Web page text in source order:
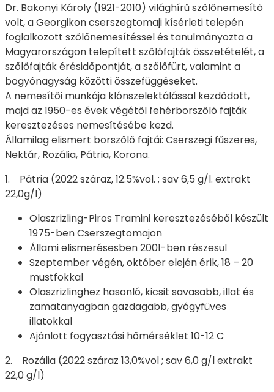
Dr. Bakonyi Károly (1921-2010) világhírű szőlőnemesítő
volt, a Georgikon cserszegtomaji kísérleti telepén
foglalkozott szőlőnemesítéssel és tanulmányozta a
Magyarországon telepített szőlőfajták összetételét, a
szőlőfajták érésidőpontját, a szőlőfürt, valamint a
bogyónagyság közötti összefüggéseket.
A nemesítői munkája klónszelektálással kezdődött,
majd az 1950-es évek végétől fehérborszőlő fajták
keresztezéses nemesítésébe kezd.
Államilag elismert borszőlő fajtái: Cserszegi fűszeres,
Nektár, Rozália, Pátria, Korona.
1. Pátria (2022 száraz, 12.5%vol. ; sav 6,5 g/l. extrakt
22,0g/l)
Olaszrizling-Piros Tramini keresztezéséből készült
1975-ben Cserszegtomajon
Állami elismerésesben 2001-ben részesül
Szeptember végén, október elején érik, 18 – 20
mustfokkal
Olaszrizlinghez hasonló, kicsit savasabb, illat és
zamatanyagban gazdagabb, gyógyfüves
illatokkal
Ajánlott fogyasztási hőmérséklet 10-12 C
2. Rozália (2022 száraz 13,0%vol ; sav 6,0 g/l extrakt
22,0 g/l)